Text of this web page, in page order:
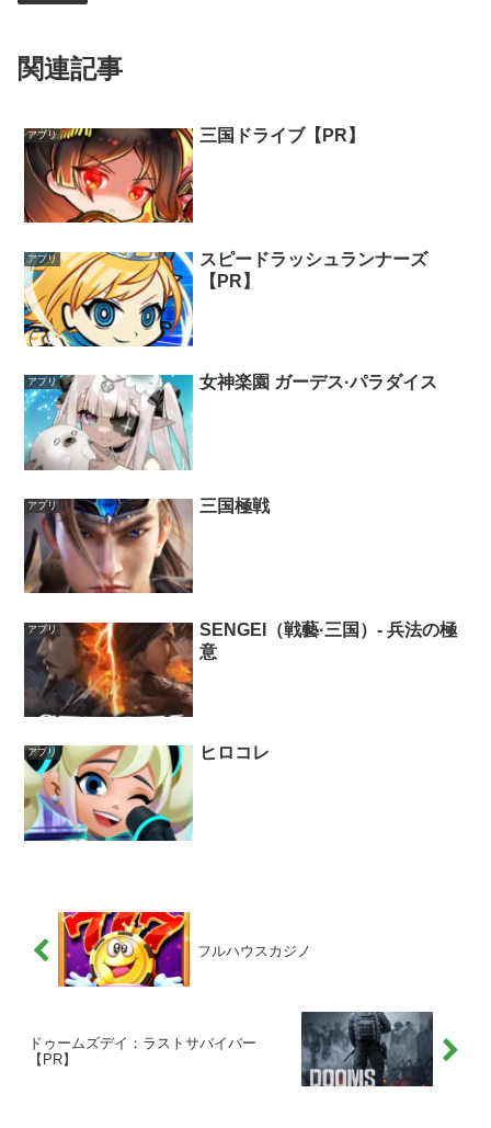
関連記事
アプリ 三国ドライブ【PR】
アプリ
スピードラッシュランナーズ
【PR】
アプリ 女神楽園 ガーデス·パラダイス
アプリ 三国極戦
アプリ
SENGEI（戦藝·三国）- 兵法の極
意
アプリ ヒロコレ
フルハウスカジノ
ドゥームズデイ：ラストサバイバー
【PR】